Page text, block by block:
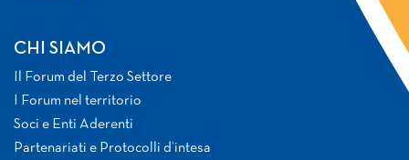
CHI SIAMO
Il Forum del Terzo Settore
I Forum nel territorio
Soci e Enti Aderenti
Partenariati e Protocolli d’intesa